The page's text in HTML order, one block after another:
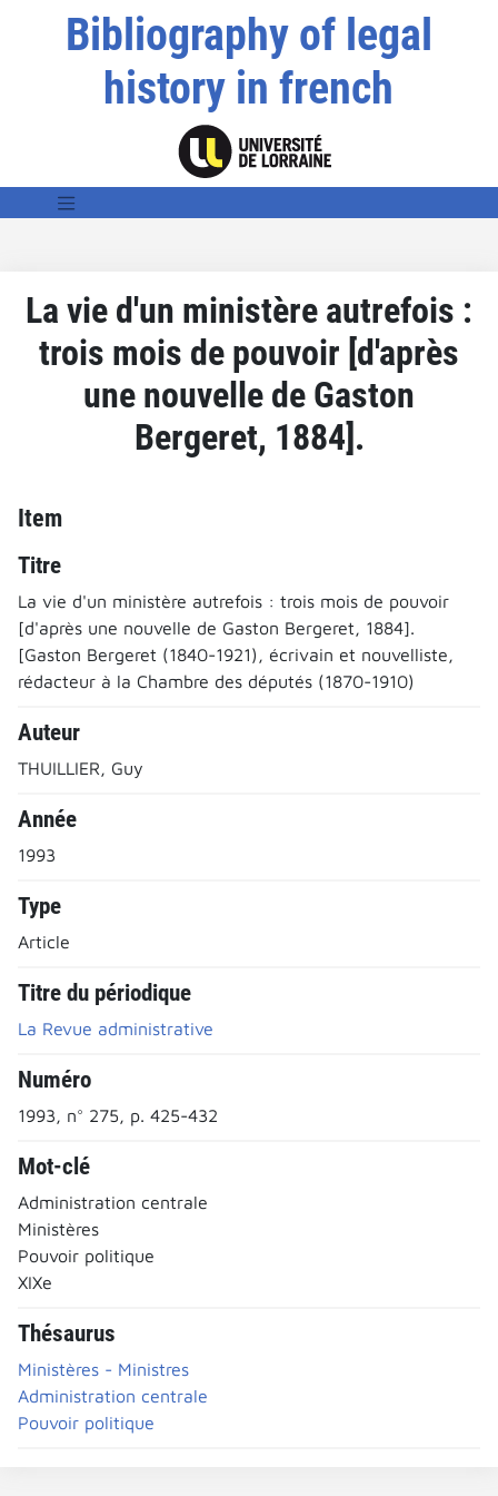
Bibliography of legal
history in french
La vie d'un ministère autrefois :
trois mois de pouvoir [d'après
une nouvelle de Gaston
Bergeret, 1884].
Item
Titre
La vie d'un ministère autrefois : trois mois de pouvoir
[d'après une nouvelle de Gaston Bergeret, 1884].
[Gaston Bergeret (1840-1921), écrivain et nouvelliste,
rédacteur à la Chambre des députés (1870-1910)
Auteur
THUILLIER, Guy
Année
1993
Type
Article
Titre du périodique
La Revue administrative
Numéro
1993, n° 275, p. 425-432
Mot-clé
Administration centrale
Ministères
Pouvoir politique
XIXe
Thésaurus
Ministères - Ministres
Administration centrale
Pouvoir politique